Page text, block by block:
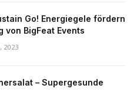
Go! Energiegele fördern
von BigFeat Events
2023
– Supergesunde